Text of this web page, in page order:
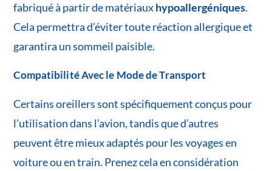
fabriqué à partir de matériauxhypoallergéniques.
Cela permettra d’éviter toute réaction allergique et
garantira un sommeil paisible.
Compatibilité Avec le Mode de Transport
Certains oreillers sont spécifiquement conçus pour
l’utilisation dans l’avion, tandis que d’autres
peuvent être mieux adaptés pour les voyages en
voiture ou en train. Prenez cela en considération